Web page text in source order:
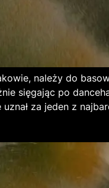
należy do
sięgając po
za jeden z